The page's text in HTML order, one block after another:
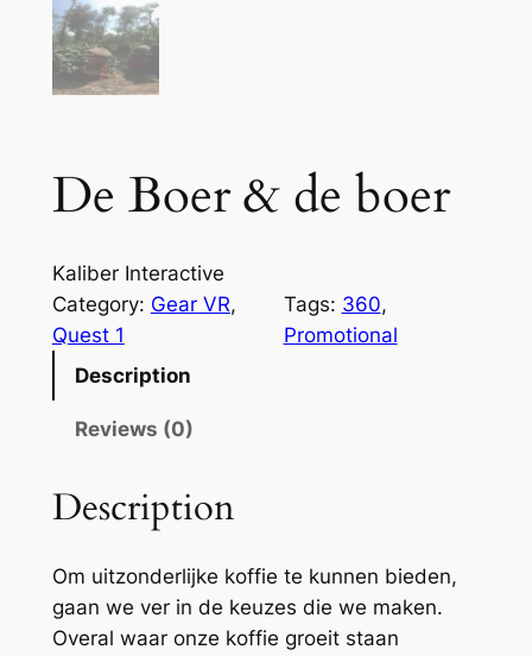
De Boer & de boer
Kaliber Interactive
Category: Gear VR
Quest 1
Tags: 360
Promotional
Description
Reviews (0)
Description
Om uitzonderlijke koffie te kunnen bieden,
gaan we ver in de keuzes die we maken.
Overal waar onze koffie groeit staan